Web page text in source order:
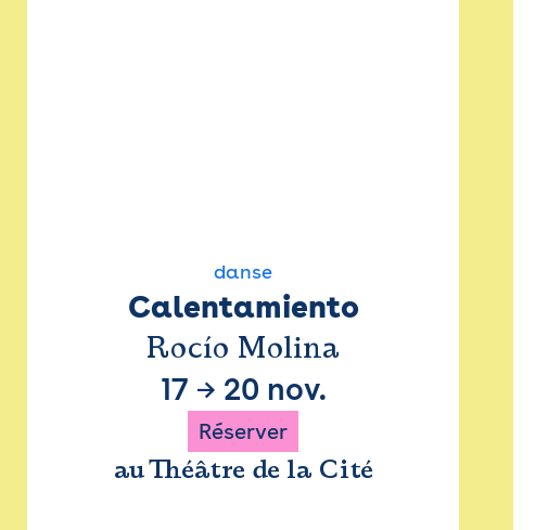
danse
Calentamiento
Rocío Molina
17 → 20 nov.
Réserver
au Théâtre de la Cité